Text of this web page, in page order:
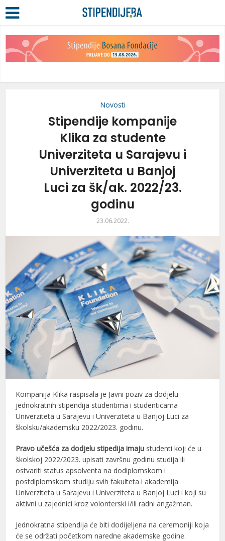
Novosti
Stipendije kompanije
Klika za studente
Univerziteta u Sarajevu i
Univerziteta u Banjoj
Luci za šk/ak. 2022/23.
godinu
23.06.2022.
Kompanija Klika raspisala je Javni poziv za dodjelu
jednokratnih stipendija studentima i studenticama
Univerziteta u Sarajevu i Univerziteta u Banjoj Luci za
školsku/akademsku 2022/2023. godinu.
Pravo učešća za dodjelu stipedija imaju studenti koji će u
školskoj 2022/2023. upisati završnu godinu studija ili
ostvariti status apsolventa na dodiplomskom i
postdiplomskom studiju svih fakulteta i akademija
Univerziteta u Sarajevu i Univerziteta u Banjoj Luci i koji su
aktivni u zajednici kroz volonterski i/ili radni angažman.
Jednokratna stipendija će biti dodijeljena na ceremoniji koja
će se održati početkom naredne akademske godine.